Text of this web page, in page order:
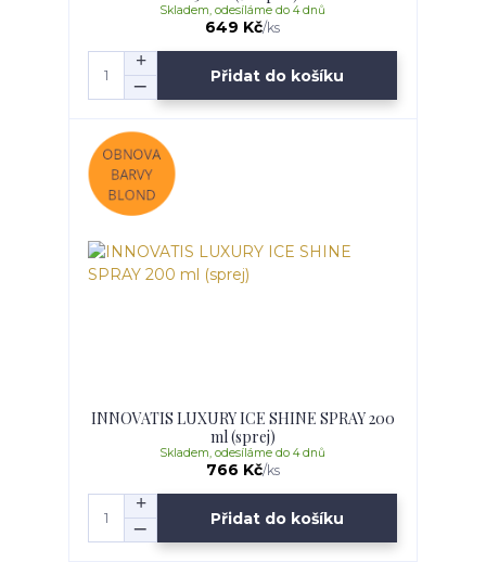
649 Kč/ks
Skladem, odesíláme do 4 dnů
Přidat do košíku
INNOVATIS LUXURY ICE SHINE SPRAY 200
ml (sprej)
766 Kč/ks
Skladem, odesíláme do 4 dnů
Přidat do košíku